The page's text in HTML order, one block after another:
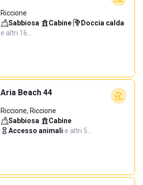
Riccione
Sabbiosa· Cabine· Doccia calda·
e altri 16…
Aria Beach 44
Riccione, Riccione
Sabbiosa· Cabine·
Accesso animali·e altri 5…